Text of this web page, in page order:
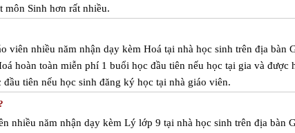
môn Sinh hơn rất nhiều.
viên nhiều năm nhận dạy kèm Hoá tại nhà học sinh trên địa bàn
hoàn toàn miễn phí 1 buổi học đầu tiên nếu học tại gia và được
tiên nếu học sinh đăng ký học tại nhà giáo viên.
nhiều năm nhận dạy kèm Lý lớp 9 tại nhà học sinh trên địa bàn